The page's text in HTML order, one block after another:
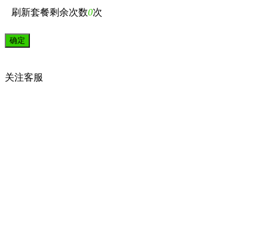
刷新套餐剩余次数0次
关注客服